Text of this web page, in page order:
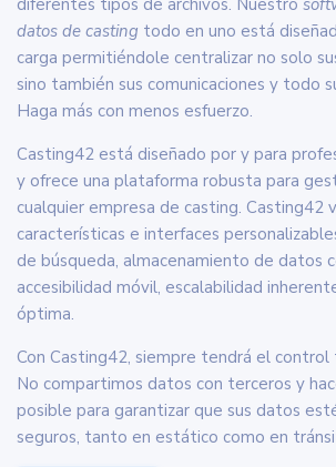
datos de casting todo en uno está
carga permitiéndole centralizar no solo
sino también sus comunicaciones y todo
Haga más con menos esfuerzo.
Casting42 está diseñado por y para
y ofrece una plataforma robusta para
cualquier empresa de casting. Casting42
características e interfaces
de búsqueda, almacenamiento de datos
accesibilidad móvil, escalabilidad
óptima.
Con Casting42, siempre tendrá el
No compartimos datos con terceros y
posible para garantizar que sus datos
seguros, tanto en estático como en